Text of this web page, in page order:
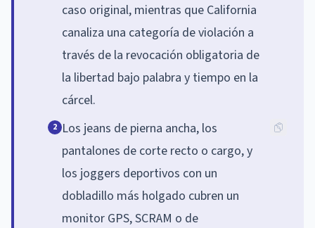
caso original, mientras que California
canaliza una categoría de violación a
través de la revocación obligatoria de
la libertad bajo palabra y tiempo en la
cárcel.
2 Los jeans de pierna ancha, los
pantalones de corte recto o cargo, y
los joggers deportivos con un
dobladillo más holgado cubren un
monitor GPS, SCRAM o de